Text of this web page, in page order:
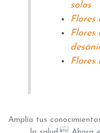
solos
Flores
Flores
Flores
Amplía tus